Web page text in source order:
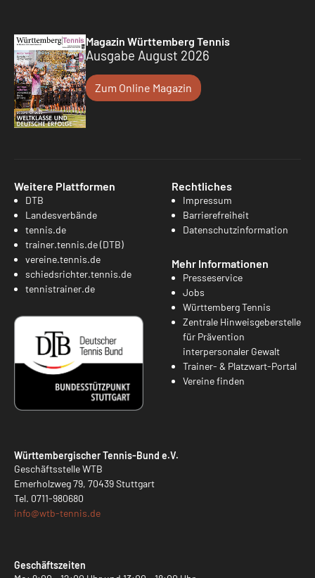
Magazin Württemberg Tennis
Ausgabe August 2026
Zum Online Magazin
Weitere Plattformen
DTB
Landesverbände
tennis.de
trainer.tennis.de (DTB)
vereine.tennis.de
schiedsrichter.tennis.de
tennistrainer.de
Rechtliches
Impressum
Barrierefreiheit
Datenschutzinformation
Mehr Informationen
Presseservice
Jobs
Württemberg Tennis
Zentrale Hinweisgeberstelle
für Prävention
interpersonaler Gewalt
Trainer- & Platzwart-Portal
Vereine finden
Württembergischer Tennis-Bund e.V.
Geschäftsstelle WTB
Emerholzweg 79, 70439 Stuttgart
Tel. 0711-980680
info@wtb-tennis.de
Geschäftszeiten